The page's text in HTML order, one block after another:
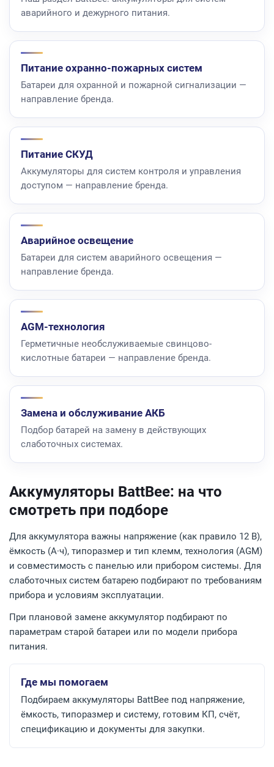
аварийного и дежурного питания.
Питание охранно-пожарных систем
Батареи для охранной и пожарной сигнализации —
направление бренда.
Питание СКУД
Аккумуляторы для систем контроля и управления
доступом — направление бренда.
Аварийное освещение
Батареи для систем аварийного освещения —
направление бренда.
AGM-технология
Герметичные необслуживаемые свинцово-
кислотные батареи — направление бренда.
Замена и обслуживание АКБ
Подбор батарей на замену в действующих
слаботочных системах.
Аккумуляторы BattBee: на что
смотреть при подборе
Для аккумулятора важны напряжение (как правило 12 В),
ёмкость (А·ч), типоразмер и тип клемм, технология (AGM)
и совместимость с панелью или прибором системы. Для
слаботочных систем батарею подбирают по требованиям
прибора и условиям эксплуатации.
При плановой замене аккумулятор подбирают по
параметрам старой батареи или по модели прибора
питания.
Где мы помогаем
Подбираем аккумуляторы BattBee под напряжение,
ёмкость, типоразмер и систему, готовим КП, счёт,
спецификацию и документы для закупки.